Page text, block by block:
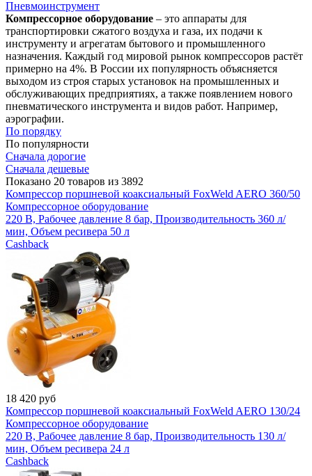
Пневмоинструмент
Компрессорное оборудование – это аппараты для
транспортировки сжатого воздуха и газа, их подачи к
инструменту и агрегатам бытового и промышленного
назначения. Каждый год мировой рынок компрессоров растёт
примерно на 4%. В России их популярность объясняется
выходом из строя старых установок на промышленных и
обслуживающих предприятиях, а также появлением нового
пневматического инструмента и видов работ. Например,
аэрографии.
По порядку
По популярности
Сначала дорогие
Сначала дешевые
Показано 20 товаров из 3892
Компрессор поршневой коаксиальный FoxWeld AERO 360/50
Компрессорное оборудование
220 В, Рабочее давление 8 бар, Производительность 360 л/
мин, Объем ресивера 50 л
Cashback
18 420 руб
Компрессор поршневой коаксиальный FoxWeld AERO 130/24
Компрессорное оборудование
220 В, Рабочее давление 8 бар, Производительность 130 л/
мин, Объем ресивера 24 л
Cashback